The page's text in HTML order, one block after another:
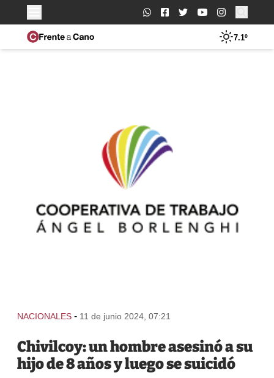
Buscar:
7.1º
NACIONALES - 11 de junio 2024, 07:21
Chivilcoy: un hombre asesinó a su
hijo de 8 años y luego se suicidó